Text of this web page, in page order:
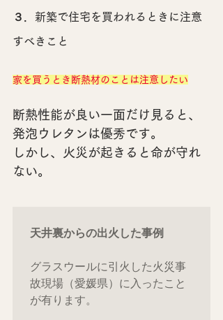
３．新築で住宅を買われるときに注意
すべきこと
家を買うとき断熱材のことは注意したい
断熱性能が良い一面だけ見ると、
発泡ウレタンは優秀です。
しかし、火災が起きると命が守れ
ない。
天井裏からの出火した事例
グラスウールに引火した火災事
故現場（愛媛県）に入ったこと
が有ります。